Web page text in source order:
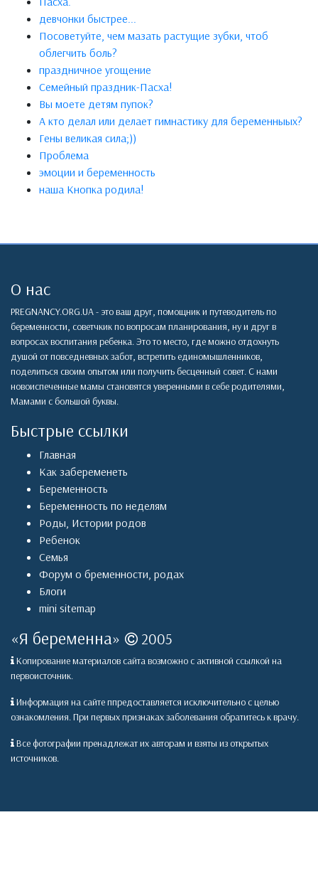
дeвчонки быстрee...
Посоветуйте, чем мазать растущие зубки, чтоб
облегчить боль?
праздничное угощение
Семейный праздник-Пасха!
Вы моете детям пупок?
А кто делал или делает гимнастику для беременныых?
Гены великая сила;))
Проблема
эмоции и беременность
наша Кнопка родила!
О нас
PREGNANCY.ORG.UA - это ваш друг, помощник и путеводитель по
беременности, советчкик по вопросам планирования, ну и друг в
вопросах воспитания ребенка. Это то место, где можно отдохнуть
душой от повседневных забот, встретить единомышленников,
поделиться своим опытом или получить бесценный совет. С нами
новоиспеченные мамы становятся уверенными в себе родителями,
Мамами с большой буквы.
Быстрые ссылки
Главная
Как забеременеть
Беременность
Беременность по неделям
Роды, Истории родов
Ребенок
Семья
Форум о бременности, родах
Блоги
mini sitemap
«Я беременна» 2005
Копирование материалов сайта возможно с активной ссылкой на
первоисточник.
Информация на сайте ппредоставляется исключительно с целью
ознакомления. При первых признаках заболевания обратитесь к врачу.
Все фотографии пренадлежат их авторам и взяты из открытых
источников.